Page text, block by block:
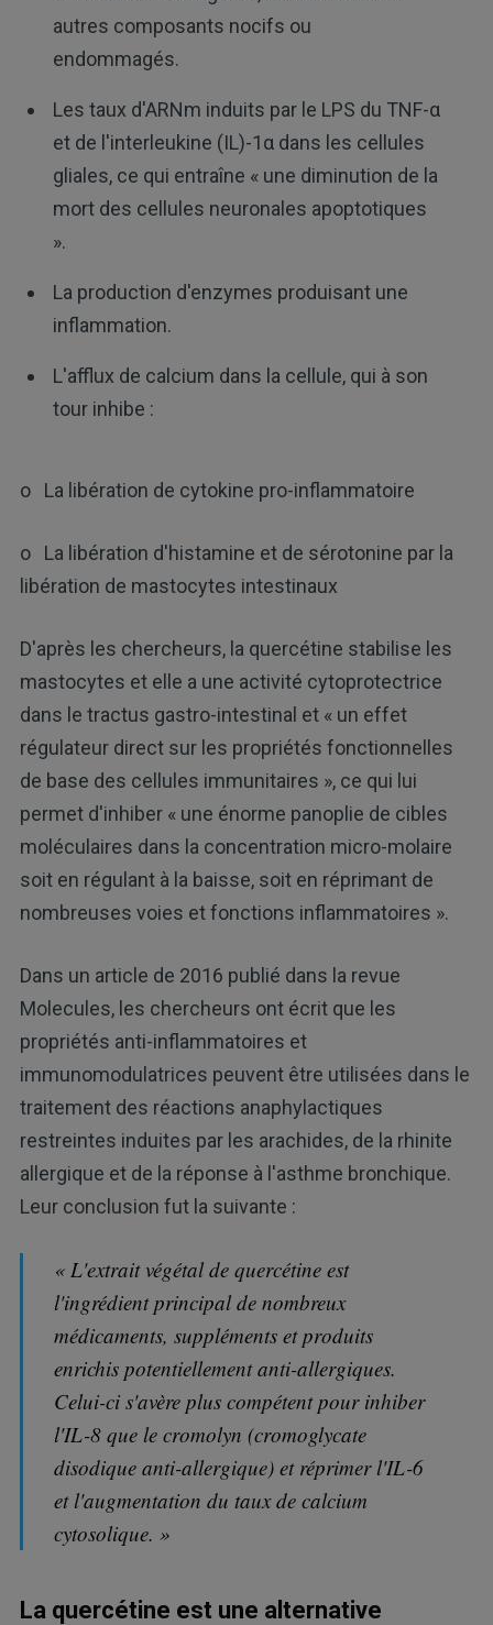
autres composants nocifs ou
endommagés.
Les taux d'ARNm induits par le LPS du TNF-α
et de l'interleukine (IL)-1α dans les cellules
gliales, ce qui entraîne « une diminution de la
mort des cellules neuronales apoptotiques
».
La production d'enzymes produisant une
inflammation.
L'afflux de calcium dans la cellule, qui à son
tour inhibe :
o La libération de cytokine pro-inflammatoire
o La libération d'histamine et de sérotonine par la
libération de mastocytes intestinaux
D'après les chercheurs, la quercétine stabilise les
mastocytes et elle a une activité cytoprotectrice
dans le tractus gastro-intestinal et « un effet
régulateur direct sur les propriétés fonctionnelles
de base des cellules immunitaires », ce qui lui
permet d'inhiber « une énorme panoplie de cibles
moléculaires dans la concentration micro-molaire
soit en régulant à la baisse, soit en réprimant de
nombreuses voies et fonctions inflammatoires ».
Dans un article de 2016 publié dans la revue
Molecules, les chercheurs ont écrit que les
propriétés anti-inflammatoires et
immunomodulatrices peuvent être utilisées dans le
traitement des réactions anaphylactiques
restreintes induites par les arachides, de la rhinite
allergique et de la réponse à l'asthme bronchique.
Leur conclusion fut la suivante :
« L'extrait végétal de quercétine est
l'ingrédient principal de nombreux
médicaments, suppléments et produits
enrichis potentiellement anti-allergiques.
Celui-ci s'avère plus compétent pour inhiber
l'IL-8 que le cromolyn (cromoglycate
disodique anti-allergique) et réprimer l'IL-6
et l'augmentation du taux de calcium
cytosolique. »
La quercétine est une alternative